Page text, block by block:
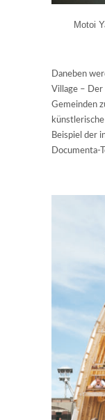
Motoi
Daneben
Village – Der
Gemeinden
Beispiel der
Documenta-